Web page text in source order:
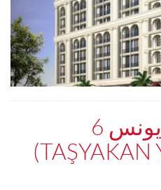
منازل تاشياكان يونس 6